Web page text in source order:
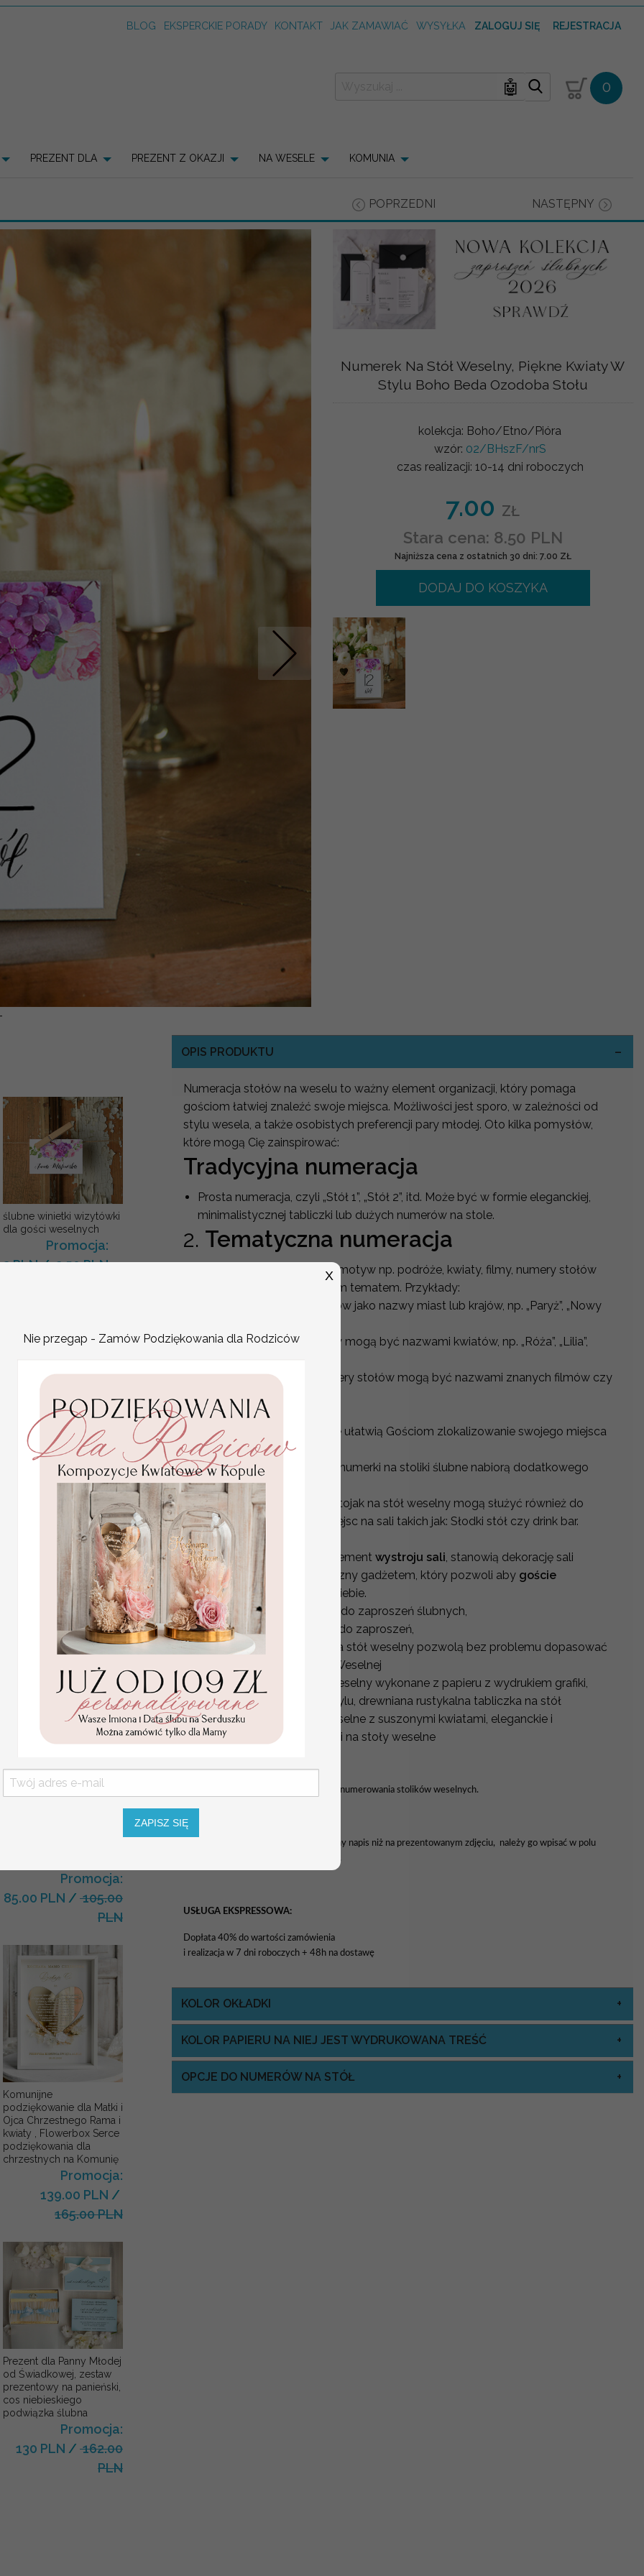
BLOG EKSPERCKIE PORADY KONTAKT JAK ZAMAWIAĆ WYSYŁKA ZALOGUJ SIĘ REJESTRACJA
🤖 0
PREZENT DLA PREZENT Z OKAZJI NA WESELE KOMUNIA
POPRZEDNI NASTĘPNY
Nastepne
Numerek Na Stół Weselny, Piękne Kwiaty W
Stylu Boho Beda Ozodoba Stołu
kolekcja: Boho/Etno/Pióra
wzór: 02/BHszF/nrS
czas realizacji: 10-14 dni roboczych
7.00 ZŁ
Stara cena: 8.50 PLN
Najniższa cena z ostatnich 30 dni: 7.00 ZŁ
DODAJ DO KOSZYKA
ślubne winietki wizytówki
dla gości weselnych
Promocja:
2 PLN/2.50 PLN
Promocja:
2 PLN
/2.50 PLN
Statuetka pamiątka
Promocja:
85.00 PLN / 105.00
PLN
Komunijne
podziękowanie dla Matki i
Ojca Chrzestnego Rama i
kwiaty , Flowerbox Serce
podziękowania dla
chrzestnych na Komunię
Promocja:
139.00 PLN /
165.00 PLN
Prezent dla Panny Młodej
od Świadkowej, zestaw
prezentowy na panieński,
cos niebieskiego
podwiązka ślubna
Promocja:
130 PLN / 162.00
PLN
OPIS PRODUKTU
Numeracja stołów na weselu to ważny element organizacji, który pomaga
gościom łatwiej znaleźć swoje miejsca. Możliwości jest sporo, w zależności od
stylu wesela, a także osobistych preferencji pary młodej. Oto kilka pomysłów,
które mogą Cię zainspirować:
Tradycyjna numeracja
Prosta numeracja, czyli „Stół 1”, „Stół 2”, itd. Może być w formie eleganckiej,
minimalistycznej tabliczki lub dużych numerów na stole.
2. Tematyczna numeracja
Jeśli wesele ma określony motyw np. podróże, kwiaty, filmy, numery stołów
mogą być powiązane z tym tematem. Przykłady:
– numery stołów jako nazwy miast lub krajów, np. „Paryż”, „Nowy
Kwiaty– numery stołów mogą być nazwami kwiatów, np. „Róża”, „Lilia”,
Filmy lub książki
– numery stołów mogą być nazwami znanych filmów czy
postaci z literatury.
numerki na stół stoły weselne ułatwią Gościom zlokalizowanie swojego miejsca
na sali weselnej.
Wyjątkowa grafika sprawi, że numerki na stoliki ślubne nabiorą dodatkowego
uroku.
Spersonalizowane numerek stojak na stół weselny mogą służyć również do
oznaczenia dodatkowych miejsc na sali takich jak: Słodki stół czy drink bar.
Numeracja stołów stanowi element wystroju sali, stanowią dekorację sali
weselnej jak i również praktyczny gadżetem, który pozwoli aby goście
weselni znaleźli miejsce dla siebie.
Numery na stół dopasowane do zaproszeń ślubnych,
Dodatki ślubne dopasowane do zaproszeń,
Różnorodne wzory numery na stół weselny pozwolą bez problemu dopasować
do wystroju i charakteru Sali Weselnej
Oferujemy tabliczki na stół weselny wykonane z papieru z wydrukiem grafiki,
numery na stół weselny z akrylu, drewniana rustykalna tabliczka na stół
weselny, numerki na stoły weselne z suszonymi kwiatami, eleganckie i
nowoczesne welurowe stojaki na stoły weselne
Jest to oryginalna i nowoczesna forma numerowania stolików weselnych.
Jeśli na produkcie ma się znajdować inny napis niż na prezentowanym zdjęciu, należy go wpisać w polu
USŁUGA EKSPRESSOWA:
Dopłata 40% do wartości zamówienia
i realizacja w 7 dni roboczych + 48h na dostawę
KOLOR OKŁADKI
KOLOR PAPIERU NA NIEJ JEST WYDRUKOWANA TREŚĆ
OPCJE DO NUMERÓW NA STÓŁ
Nie przegap - Zamów Podziękowania dla Rodziców
ZAPISZ SIĘ
X